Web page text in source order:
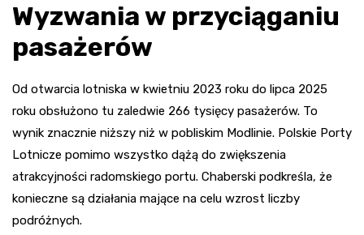
Wyzwania w przyciąganiu
pasażerów
Od otwarcia lotniska w kwietniu 2023 roku do lipca 2025
roku obsłużono tu zaledwie 266 tysięcy pasażerów. To
wynik znacznie niższy niż w pobliskim Modlinie. Polskie Porty
Lotnicze pomimo wszystko dążą do zwiększenia
atrakcyjności radomskiego portu. Chaberski podkreśla, że
konieczne są działania mające na celu wzrost liczby
podróżnych.